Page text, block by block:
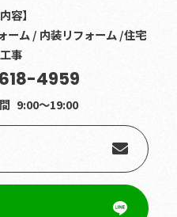
容】
ーム / 内装リフォーム /住宅
事
4959
9:00〜19:00